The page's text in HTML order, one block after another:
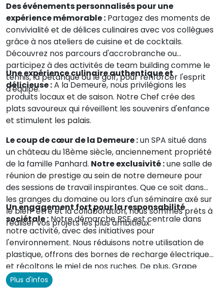
Des événements personnalisés pour une
expérience mémorable : Partagez des moments de
convivialité et de délices culinaires avec vos collègues
grâce à nos ateliers de cuisine et de cocktails.
Découvrez nos parcours d'accrobranche ou
participez à des activités de team building comme le
tennis, la pétanque ou le golf, pour renforcer l'esprit
d'équipe.
Une expérience culinaire authentique et
délicieuse :A la Demeure, nous privilégions les
produits locaux et de saison. Notre Chef crée des
plats savoureux qui réveillent les souvenirs d'enfance
et stimulent les palais.
Le coup de cœur de la Demeure :un SPA situé dans
un château du 18ème siècle, anciennement propriété
de la famille Panhard. Notre exclusivité :une salle de
réunion de prestige au sein de notre demeure pour
des sessions de travail inspirantes. Que ce soit dans
les granges du domaine ou lors d'un séminaire axé sur
le bien-être et la collaboration, nous sommes prêts à
réaliser vos projets les plus ambitieux.
Un engagement fort pour la responsabilité
sociétale :Notre démarche RSE est centrale dans
notre activité, avec des initiatives pour
l'environnement. Nous réduisons notre utilisation de
plastique, offrons des bornes de recharge électrique,
et récoltons le miel de nos ruches. De plus, Grape
Hospitality s'engage pour les enfants cardiaques à
travers l'opération
Plus d'infos